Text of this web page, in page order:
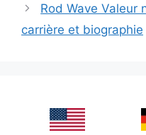
Rod Wave Valeur
carrière et biographie